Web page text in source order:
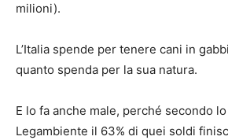
milioni).
L’Italia spende per tenere cani in
quanto spenda per la sua natura.
E lo fa anche male, perché secondo
Legambiente il 63% di quei soldi